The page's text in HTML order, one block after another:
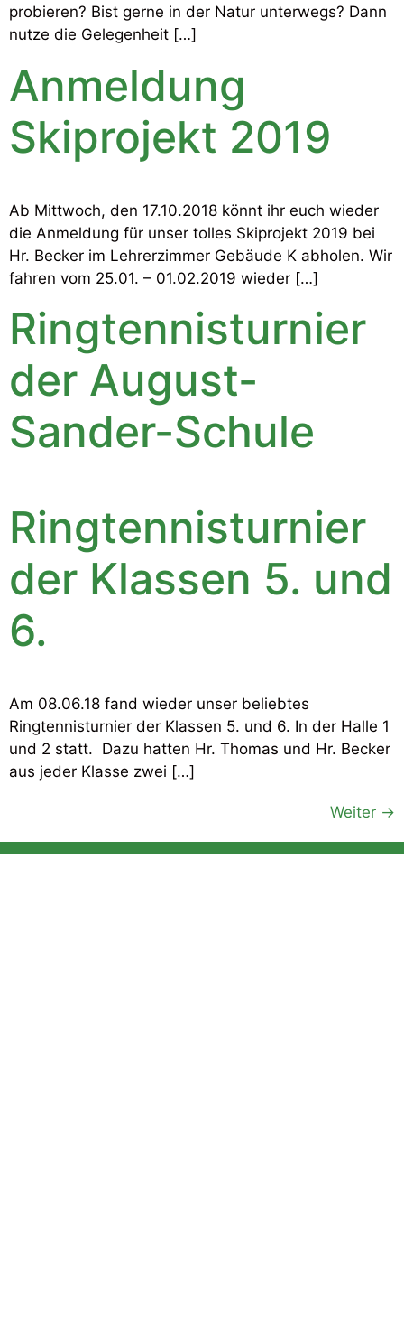
probieren? Bist gerne in der Natur unterwegs? Dann
nutze die Gelegenheit […]
Anmeldung
Skiprojekt 2019
Ab Mittwoch, den 17.10.2018 könnt ihr euch wieder
die Anmeldung für unser tolles Skiprojekt 2019 bei
Hr. Becker im Lehrerzimmer Gebäude K abholen. Wir
fahren vom 25.01. – 01.02.2019 wieder […]
Ringtennisturnier
der August-
Sander-Schule
Ringtennisturnier
der Klassen 5. und
6.
Am 08.06.18 fand wieder unser beliebtes
Ringtennisturnier der Klassen 5. und 6. In der Halle 1
und 2 statt. Dazu hatten Hr. Thomas und Hr. Becker
aus jeder Klasse zwei […]
Weiter →